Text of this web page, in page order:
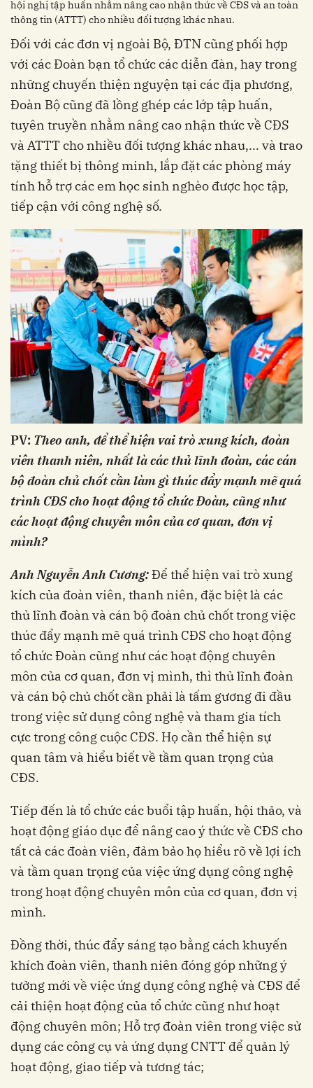
hội nghị tập huấn nhằm nâng cao nhận thức về CĐS và an toàn
thông tin (ATTT) cho nhiều đối tượng khác nhau.
Đối với các đơn vị ngoài Bộ, ĐTN cũng phối hợp
với các Đoàn bạn tổ chức các diễn đàn, hay trong
những chuyến thiện nguyện tại các địa phương,
Đoàn Bộ cũng đã lồng ghép các lớp tập huấn,
tuyên truyền nhằm nâng cao nhận thức về CĐS
và ATTT cho nhiều đối tượng khác nhau,... và trao
tặng thiết bị thông minh, lắp đặt các phòng máy
tính hỗ trợ các em học sinh nghèo được học tập,
tiếp cận với công nghệ số.
PV: Theo anh, để thể hiện vai trò xung kích, đoàn
viên thanh niên, nhất là các thủ lĩnh đoàn, các cán
bộ đoàn chủ chốt cần làm gì thúc đẩy mạnh mẽ quá
trình CĐS cho hoạt động tổ chức Đoàn, cũng như
các hoạt động chuyên môn của cơ quan, đơn vị
mình?
Anh Nguyễn Anh Cương:Để thể hiện vai trò xung
kích của đoàn viên, thanh niên, đặc biệt là các
thủ lĩnh đoàn và cán bộ đoàn chủ chốt trong việc
thúc đẩy mạnh mẽ quá trình CĐS cho hoạt động
tổ chức Đoàn cũng như các hoạt động chuyên
môn của cơ quan, đơn vị mình, thì thủ lĩnh đoàn
và cán bộ chủ chốt cần phải là tấm gương đi đầu
trong việc sử dụng công nghệ và tham gia tích
cực trong công cuộc CĐS. Họ cần thể hiện sự
quan tâm và hiểu biết về tầm quan trọng của
CĐS.
Tiếp đến là tổ chức các buổi tập huấn, hội thảo, và
hoạt động giáo dục để nâng cao ý thức về CĐS cho
tất cả các đoàn viên, đảm bảo họ hiểu rõ về lợi ích
và tầm quan trọng của việc ứng dụng công nghệ
trong hoạt động chuyên môn của cơ quan, đơn vị
mình.
Đồng thời, thúc đẩy sáng tạo bằng cách khuyến
khích đoàn viên, thanh niên đóng góp những ý
tưởng mới về việc ứng dụng công nghệ và CĐS để
cải thiện hoạt động của tổ chức cũng như hoạt
động chuyên môn; Hỗ trợ đoàn viên trong việc sử
dụng các công cụ và ứng dụng CNTT để quản lý
hoạt động, giao tiếp và tương tác;